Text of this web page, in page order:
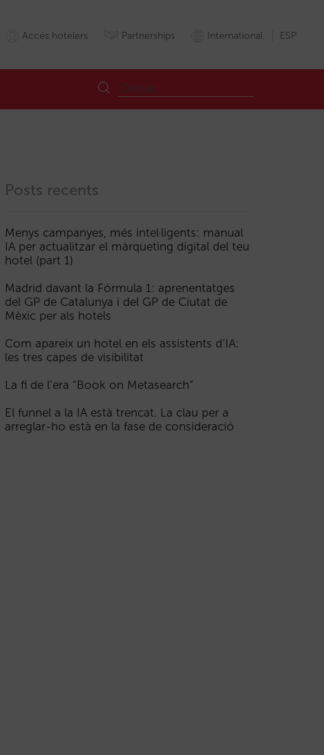
Accés hotelers Partnerships International ESP
Mercados Mercats MWC OTA Preciomedio Preumitjà
Posts recents
Menys campanyes, més intel·ligents: manual
IA per actualitzar el màrqueting digital del teu
hotel (part 1)
Madrid davant la Fórmula 1: aprenentatges
del GP de Catalunya i del GP de Ciutat de
Mèxic per als hotels
Com apareix un hotel en els assistents d’IA:
les tres capes de visibilitat
La fi de l’era “Book on Metasearch”
El funnel a la IA està trencat. La clau per a
arreglar-ho està en la fase de consideració